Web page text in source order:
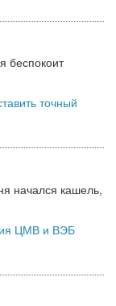
беспокоит
точный
начался кашель,
ЦМВ и ВЭБ